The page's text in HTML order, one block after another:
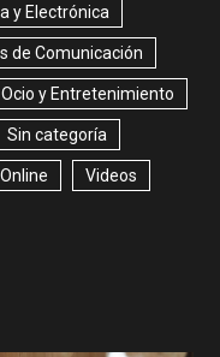
y Electrónica
de Comunicación
Ocio y Entretenimiento
Sin categoría
Videos